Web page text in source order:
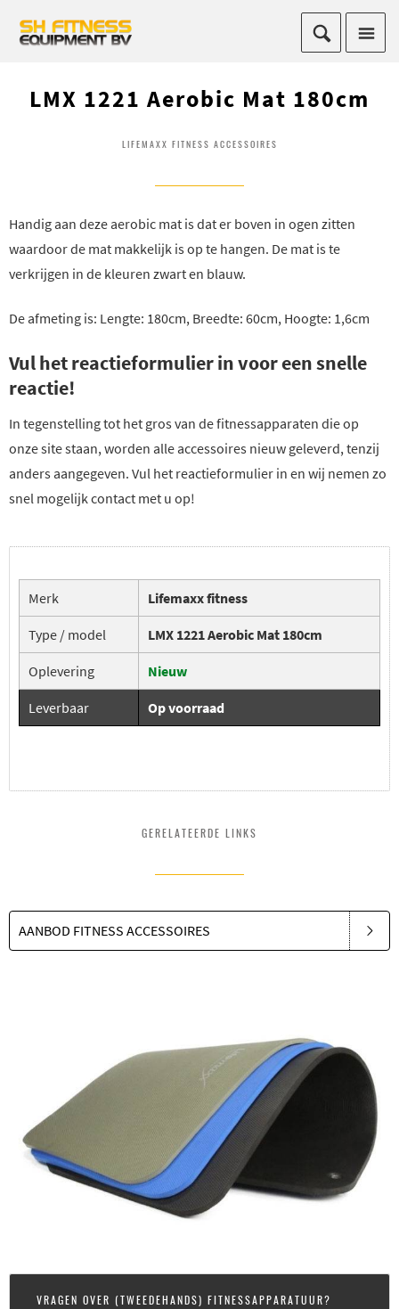
LMX 1221 Aerobic Mat 180cm
LIFEMAXX FITNESS ACCESSOIRES
Handig aan deze aerobic mat is dat er boven in ogen zitten
waardoor de mat makkelijk is op te hangen. De mat is te
verkrijgen in de kleuren zwart en blauw.
De afmeting is: Lengte: 180cm, Breedte: 60cm, Hoogte: 1,6cm
Vul het reactieformulier in voor een snelle
reactie!
In tegenstelling tot het gros van de fitnessapparaten die op
onze site staan, worden alle accessoires nieuw geleverd, tenzij
anders aangegeven. Vul het reactieformulier in en wij nemen zo
snel mogelijk contact met u op!
Merk Lifemaxx fitness
Type / model LMX 1221 Aerobic Mat 180cm
Oplevering Nieuw
Leverbaar Op voorraad
GERELATEERDE LINKS
AANBOD FITNESS ACCESSOIRES
VRAGEN OVER (TWEEDEHANDS) FITNESSAPPARATUUR?